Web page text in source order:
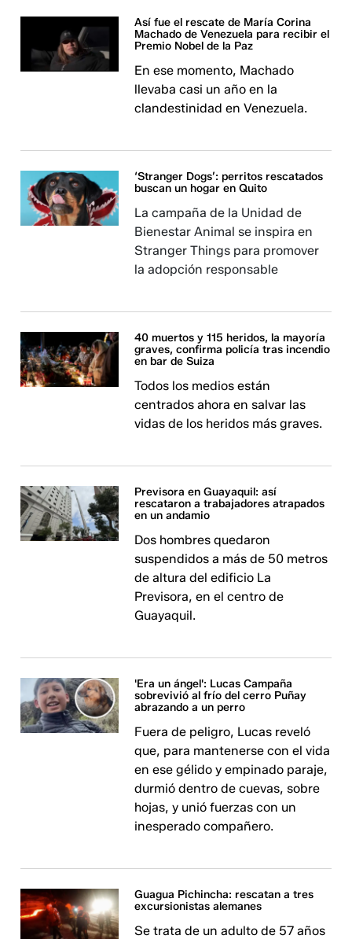
Así fue el rescate de María Corina
Machado de Venezuela para recibir el
Premio Nobel de la Paz
En ese momento, Machado
llevaba casi un año en la
clandestinidad en Venezuela.
‘Stranger Dogs’: perritos rescatados
buscan un hogar en Quito
La campaña de la Unidad de
Bienestar Animal se inspira en
Stranger Things para promover
la adopción responsable
40 muertos y 115 heridos, la mayoría
graves, confirma policía tras incendio
en bar de Suiza
Todos los medios están
centrados ahora en salvar las
vidas de los heridos más graves.
Previsora en Guayaquil: así
rescataron a trabajadores atrapados
en un andamio
Dos hombres quedaron
suspendidos a más de 50 metros
de altura del edificio La
Previsora, en el centro de
Guayaquil.
'Era un ángel': Lucas Campaña
sobrevivió al frío del cerro Puñay
abrazando a un perro
Fuera de peligro, Lucas reveló
que, para mantenerse con el vida
en ese gélido y empinado paraje,
durmió dentro de cuevas, sobre
hojas, y unió fuerzas con un
inesperado compañero.
Guagua Pichincha: rescatan a tres
excursionistas alemanes
Se trata de un adulto de 57 años